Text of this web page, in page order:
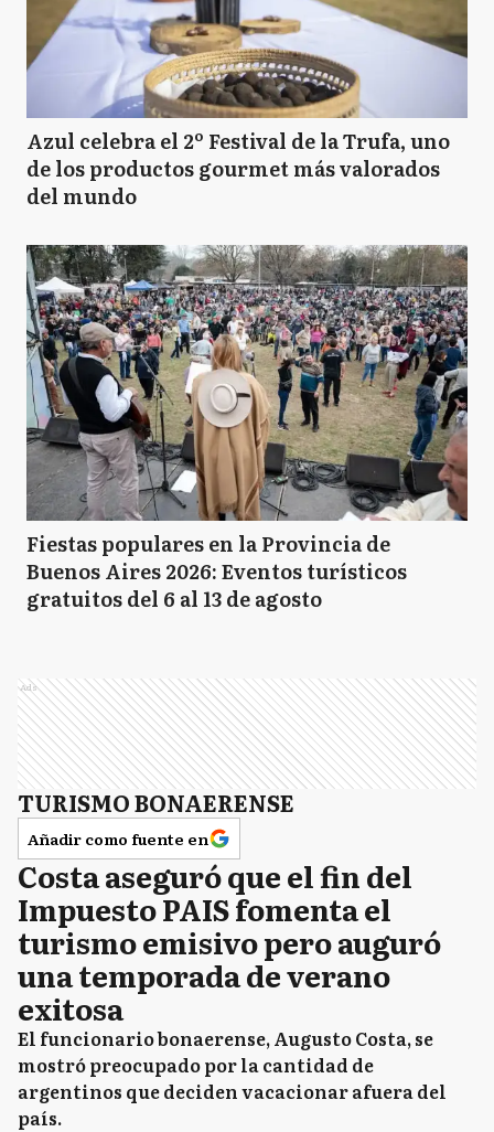
Azul celebra el 2º Festival de la Trufa, uno
de los productos gourmet más valorados
del mundo
Fiestas populares en la Provincia de
Buenos Aires 2026: Eventos turísticos
gratuitos del 6 al 13 de agosto
Ads
TURISMO BONAERENSE
Añadir como fuente en
Costa aseguró que el fin del
Impuesto PAIS fomenta el
turismo emisivo pero auguró
una temporada de verano
exitosa
El funcionario bonaerense, Augusto Costa, se
mostró preocupado por la cantidad de
argentinos que deciden vacacionar afuera del
país.